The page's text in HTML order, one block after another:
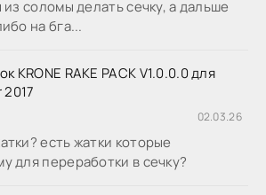
соломы делать сечку, а дальше
на бга...
KRONE RAKE PACK V1.0.0.0 для
02.03.26
есть жатки которые
для переработки в сечку?